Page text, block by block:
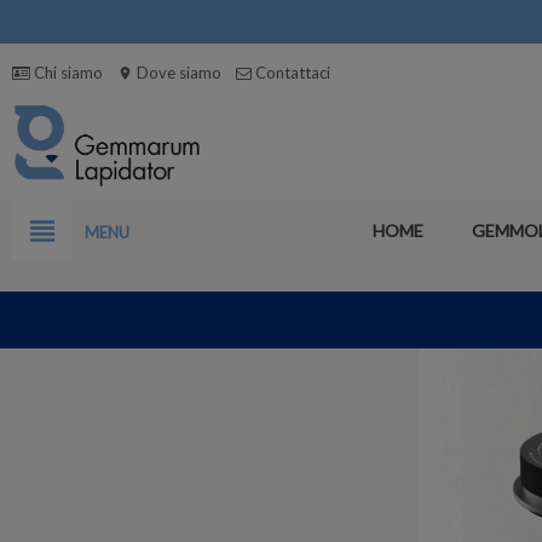
Chi siamo location_on Dove siamo Contattaci
view_headline MENU HOME